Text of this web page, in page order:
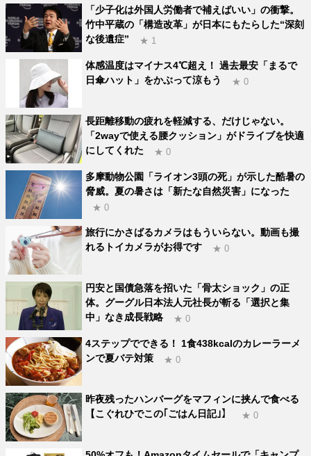
「少子化は外国人労働者で補えばいい」の衝撃。
竹中平蔵の「構造改革」が日本にもたらした“深刻
な後遺症”
★ 1
体感温度はマイナス4℃超え！ 過去最安「まるで
日傘ハット」をかぶって涼もう
★ 0
長距離移動の疲れを軽減する、だけじゃない。
「2wayで使える腰クッション」がドライブを快適
にしてくれた
★ 0
多摩動物公園「ライオン3頭の死」が示した酷暑の
脅威。夏の暑さは「新たな自然災害」になった
★ 0
旅行にかさばるカメラはもういらない。動画も撮
れるトイカメラがお得です
★ 0
円安と国債急落を招いた「骨太ショック」の正
体。グーグル日本法人元社長が斬る「選択と集
中」なき成長戦略
★ 0
4ステップでできる！ 1食438kcalのカレーラーメ
ンで夏バテ対策
★ 0
昨夜残ったハンバーグをマフィンに挟んで食べる
【こぐれひでこの｢ごはん日記｣】
★ 0